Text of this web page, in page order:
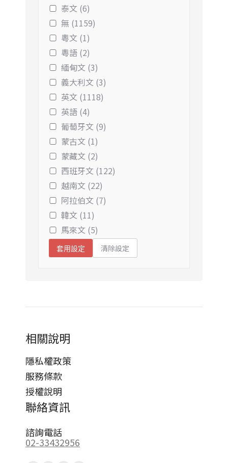
泰文 (6)
無 (1159)
粵文 (1)
粵語 (2)
緬甸文 (3)
義大利文 (3)
英文 (1118)
英語 (4)
葡萄牙文 (9)
蒙古文 (1)
蒙藏文 (2)
西班牙文 (122)
越南文 (22)
阿拉伯文 (7)
韓文 (11)
馬來文 (5)
套用設定 清除設定
相關說明
隱私權政策
服務條款
授權說明
聯絡資訊
諮詢電話
02-33432956